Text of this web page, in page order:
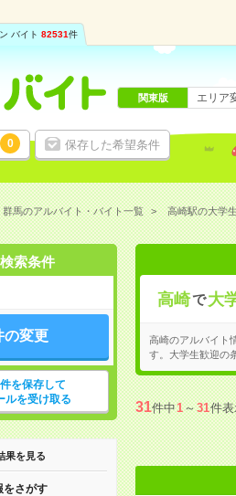
バイト 82531件
0 保存した希望条件
関東版 エリア
群馬のアルバイト・バイト一覧 高崎駅の大学
索条件
の変更
を保存して
ルを受け取る
果を見る
をさがす
高崎で 大
高崎のアルバイト
す。大学生歓迎の
31件中1～31件